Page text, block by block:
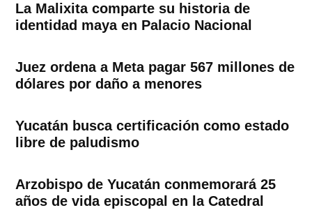
La Malixita comparte su historia de
identidad maya en Palacio Nacional
Juez ordena a Meta pagar 567 millones de
dólares por daño a menores
Yucatán busca certificación como estado
libre de paludismo
Arzobispo de Yucatán conmemorará 25
años de vida episcopal en la Catedral